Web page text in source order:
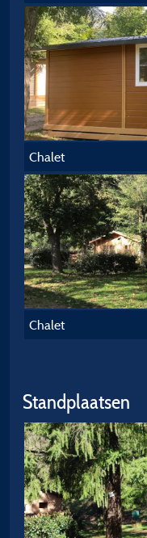
Chalet
Chalet
Standplaatsen